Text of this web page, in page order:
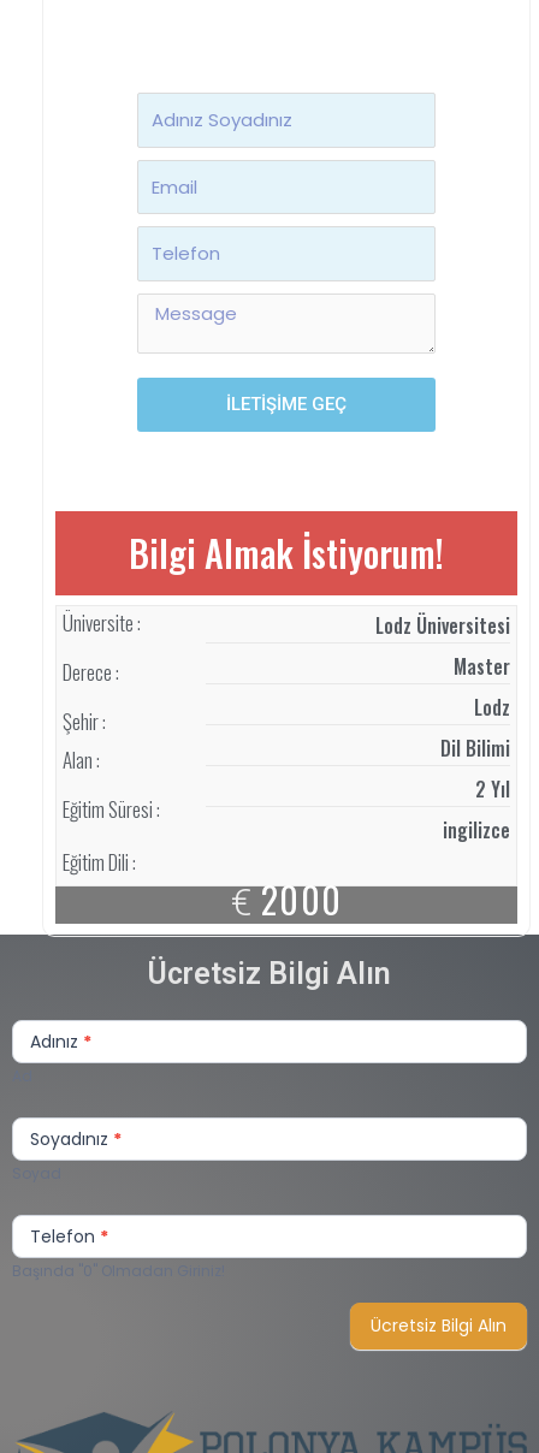
Ad
Soyad
Email
Telefon
Message
İLETİŞİME GEÇ
Bilgi Almak İstiyorum!
Üniversite :
Derece :
Şehir :
Alan :
Eğitim Süresi :
Eğitim Dili :
Lodz Üniversitesi
Master
Lodz
Dil Bilimi
2 Yıl
ingilizce
€2000
Ücretsiz Bilgi Alın
Arayalım
Lite
Adınız *
Soyadınız *
Telefon *
Başında "0" Olmadan Giriniz!
Ücretsiz Bilgi Alın